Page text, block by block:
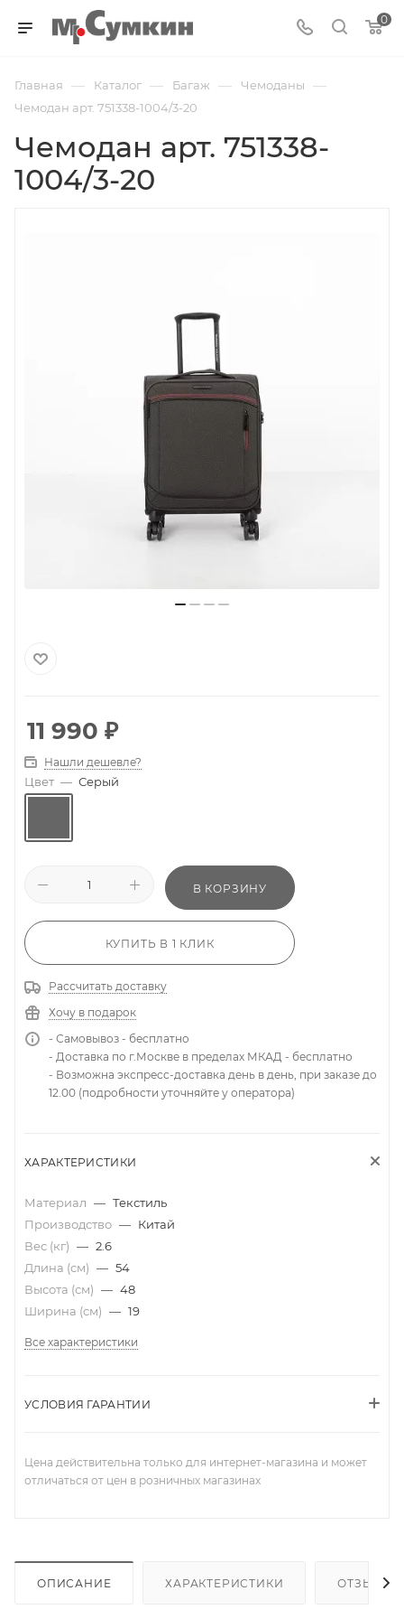
0
Главная — Каталог — Багаж — Чемоданы —
Чемодан арт. 751338-1004/3-20
Чемодан арт. 751338-
1004/3-20
11 990 ₽
Нашли дешевле?
Цвет — Серый
В КОРЗИНУ
КУПИТЬ В 1 КЛИК
Рассчитать доставку
Хочу в подарок
- Самовывоз - бесплатно
- Доставка по г.Москве в пределах МКАД - бесплатно
- Возможна экспресс-доставка день в день, при заказе до
12.00 (подробности уточняйте у оператора)
ХАРАКТЕРИСТИКИ
Материал — Текстиль
Производство — Китай
Вес (кг) — 2.6
Длина (см) — 54
Высота (см) — 48
Ширина (см) — 19
Все характеристики
УСЛОВИЯ ГАРАНТИИ
Цена действительна только для интернет-магазина и может
отличаться от цен в розничных магазинах
ОПИСАНИЕ ХАРАКТЕРИСТИКИ ОТЗЫВЫ